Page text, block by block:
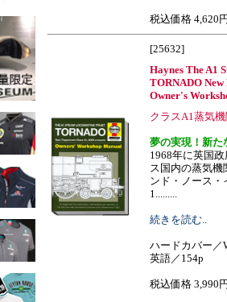
税込価格 4,620
[25632]
Haynes The A1
TORNADO New
Owner's
クラスA1蒸気
夢の実現！新た
1968年に英国
ス国内の蒸気機
ンド・ノース・
1.........
続きを読む..
ハードカバー／
英語／154p
税込価格 3,990